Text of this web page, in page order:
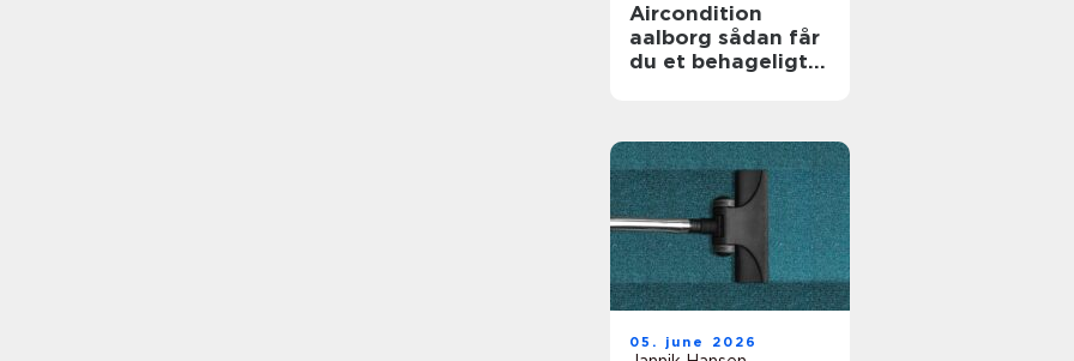
Aircondition
aalborg sådan får
du et behageligt
05. june 2026